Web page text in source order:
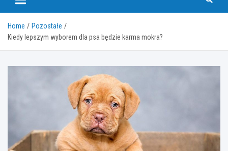
Home
Pozostałe
Kiedy lepszym wyborem dla psa będzie karma mokra?